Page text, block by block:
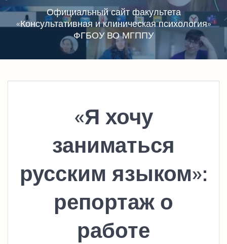
Официальный сайт факультета
«Консультативная и клиническая психология»
ФГБОУ ВО МГППУ
«Я хочу
заниматься
русским языком»:
репортаж о
работе